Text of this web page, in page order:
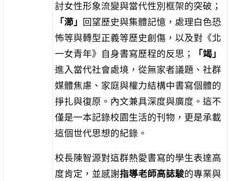
討女性形象流變與當代性別框架的突破；
「瀄」
回望歷史與集體記憶，處理白色恐
怖等與轉型正義等歷史創傷，以及對《北
一女青年》自身書寫歷程的反思；
「竭」
進入當代社會處境，從無家者議題、社群
媒體焦慮、家庭與權力結構中書寫個體的
掙扎與復原。內文兼具深度與廣度。這不
僅是一本記錄校園生活的刊物，更是承載
這個世代思想的紀錄。
校長陳智源對這群熱愛書寫的學生表達高
度肯定，並感謝指導老師高誌駿的專業與